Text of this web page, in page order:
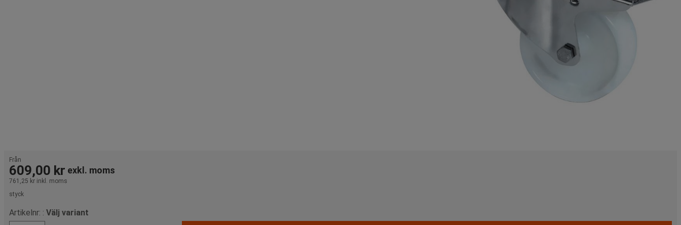
Från
609,00 kr exkl. moms
761,25 kr inkl. moms
styck
Artikelnr: : Välj variant